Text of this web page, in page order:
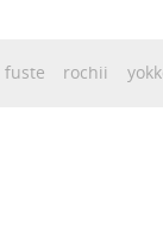
fuste rochii